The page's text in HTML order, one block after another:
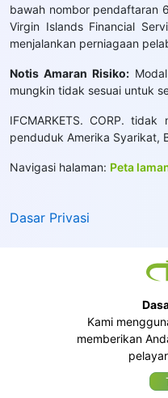
bawah nombor pendaftaran
Virgin Islands Financial
menjalankan perniagaan
Notis Amaran Risiko:
mungkin tidak sesuai untuk
IFCMARKETS. CORP.
penduduk Amerika Syarikat,
Navigasi halaman: Peta
Dasar Privasi
Kami
memberikan